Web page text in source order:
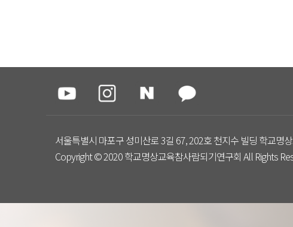
서울특별시 마포구 성미산로 3길 67, 202호 천지수 빌딩 학교명
Copyright © 2020 학교명상교육참사람되기연구회 All Rights